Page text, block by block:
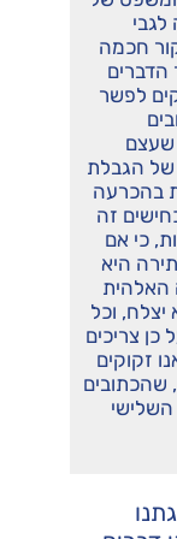
חכמה
הדברים
לפשר
שעצם
של הגבלת
בהכרעה
זה
כי אם
היא
האלהית
יצלח, וכל
צריכים
זקוקים
שהכתובים